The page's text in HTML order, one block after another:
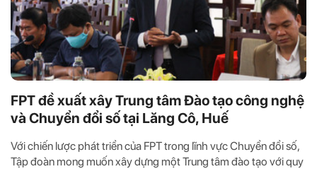
FPT đề xuất xây Trung tâm Đào tạo công nghệ
và Chuyển đổi số tại Lăng Cô, Huế
Với chiến lược phát triển của FPT trong lĩnh vực Chuyển đổi số,
Tập đoàn mong muốn xây dựng một Trung tâm đào tạo với quy